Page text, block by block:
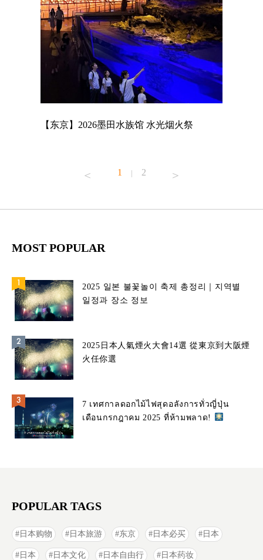
【东京】2026墨田水族馆 水光烟火祭
1 | 2
MOST POPULAR
2025 일본 불꽃놀이 축제 총정리｜지역별
일정과 장소 정보
2025日本人氣煙火大會14選 從東京到大阪煙
火任你選
7 เทศกาลดอกไม้ไฟสุดอลังการทั่วญี่ปุ่น
เดือนกรกฎาคม 2025 ที่ห้ามพลาด!
POPULAR TAGS
日本购物 日本旅游 东京 日本必买 日本
日本 日本文化 日本自由行 日本药妆